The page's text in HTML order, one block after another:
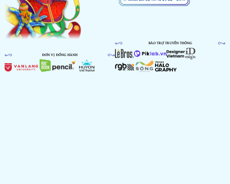
ĐƠN VỊ ĐỒNG HÀNH
BẢO TRỢ TRUYỀN THÔNG